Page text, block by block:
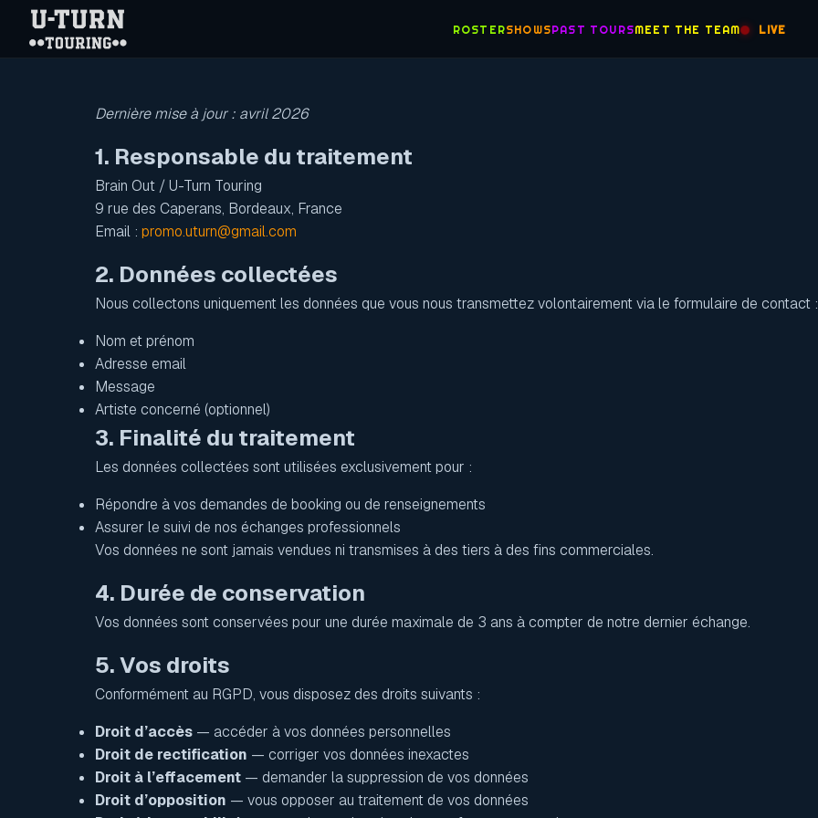
ROSTERSHOWSPAST TOURSMEET THE TEAM LIVE
Dernière mise à jour : avril 2026
1. Responsable du traitement
Brain Out / U-Turn Touring
9 rue des Caperans, Bordeaux, France
Email : promo.uturn@gmail.com
2. Données collectées
Nous collectons uniquement les données que vous nous transmettez volontairement via le formulaire de contact :
Nom et prénom
Adresse email
Message
Artiste concerné (optionnel)
3. Finalité du traitement
Les données collectées sont utilisées exclusivement pour :
Répondre à vos demandes de booking ou de renseignements
Assurer le suivi de nos échanges professionnels
Vos données ne sont jamais vendues ni transmises à des tiers à des fins commerciales.
4. Durée de conservation
Vos données sont conservées pour une durée maximale de 3 ans à compter de notre dernier échange.
5. Vos droits
Conformément au RGPD, vous disposez des droits suivants :
Droit d’accès — accéder à vos données personnelles
Droit de rectification — corriger vos données inexactes
Droit à l’effacement — demander la suppression de vos données
Droit d’opposition — vous opposer au traitement de vos données